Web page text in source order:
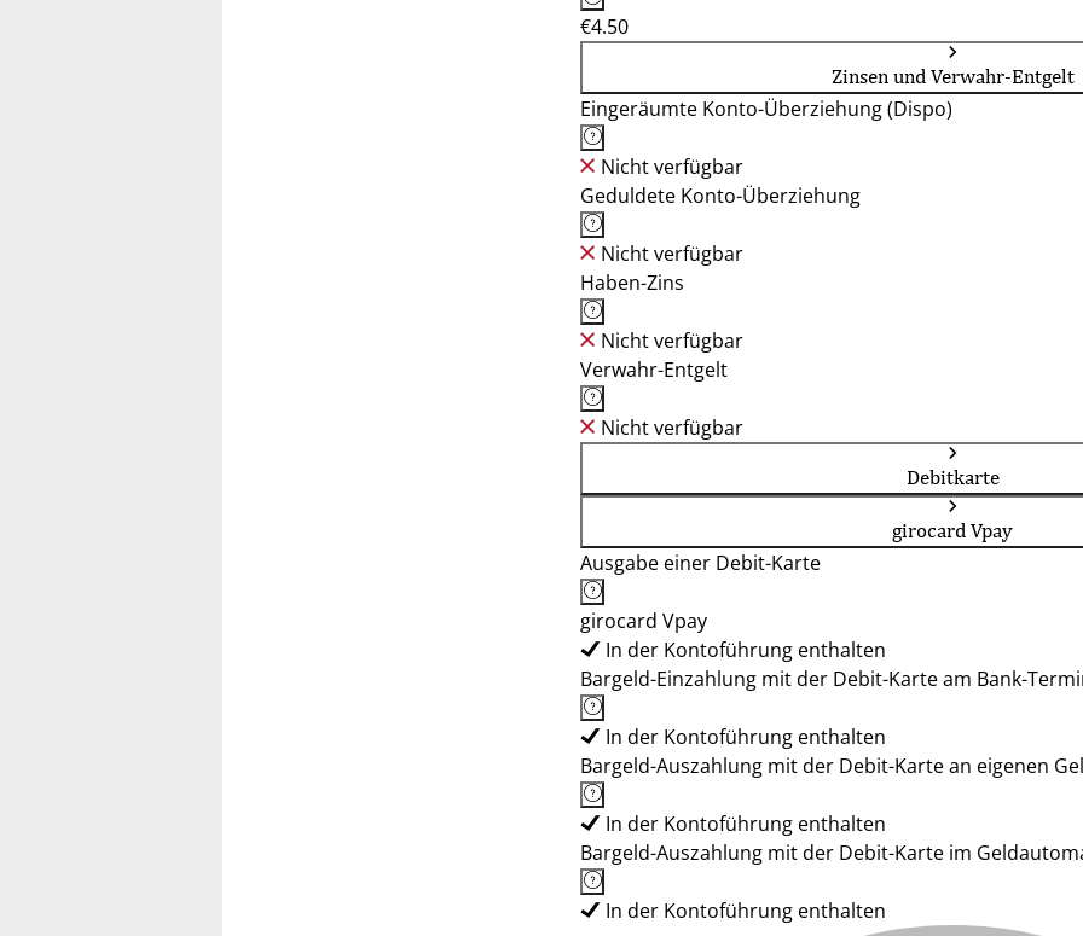
€4.50
Zinsen und Verwahr-Entgelt
Eingeräumte Konto-Überziehung (Dispo)
Nicht verfügbar
Geduldete Konto-Überziehung
Nicht verfügbar
Haben-Zins
Nicht verfügbar
Verwahr-Entgelt
Nicht verfügbar
Debitkarte
girocard Vpay
Ausgabe einer Debit-Karte
girocard Vpay
In der Kontoführung enthalten
Bargeld-Einzahlung mit der Debit-Karte am Bank-
In der Kontoführung enthalten
Bargeld-Auszahlung mit der Debit-Karte an eigenen
In der Kontoführung enthalten
Bargeld-Auszahlung mit der Debit-Karte im
In der Kontoführung enthalten